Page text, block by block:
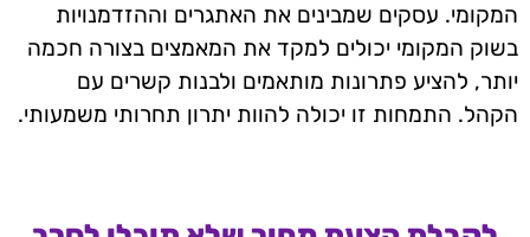
המקומי. עסקים שמבינים את האתגרים וההזדמנויות
בשוק המקומי יכולים למקד את המאמצים בצורה חכמה
יותר, להציע פתרונות מותאמים ולבנות קשרים עם
הקהל. התמחות זו יכולה להוות יתרון תחרותי משמעותי.